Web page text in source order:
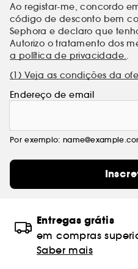
Ao registar-me, concordo
código de desconto bem
Sephora e declaro que
Autorizo o tratamento dos
a política de privacidade..
(1) Veja as condições da
Endereço de email
Por exemplo:
Entregas grátis
em compras
Saber mais